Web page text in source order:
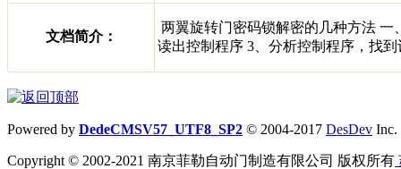
文档简介：
两翼旋转门密码锁解密的几种方法
读出控制程序 3、分析控制程序，找
Powered by DedeCMSV57_UTF8_SP2 © 2004-2017 DesDev Inc.
Copyright © 2002-2021 南京菲勒自动门制造有限公司 版权所有